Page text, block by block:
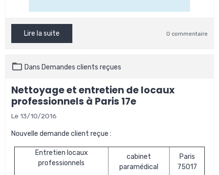
Lire la suite 0 commentaire
Dans Demandes clients reçues
Nettoyage et entretien de locaux
professionnels à Paris 17e
Le 13/10/2016
Nouvelle demande client reçue :
Entretien locaux
professionnels
cabinet
paramédical
Paris
75017